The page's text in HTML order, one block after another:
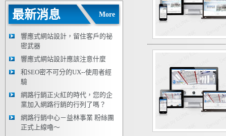
最新消息 More
響應式網站設計，留住客戶的祕
密武器
響應式網站設計應該注意什麼
和SEO密不可分的UX--使用者經
驗
網路行銷正火紅的時代，您的企
業加入網路行銷的行列了嗎？
網路行銷中心－益林事業 粉絲團
正式上線嚕～